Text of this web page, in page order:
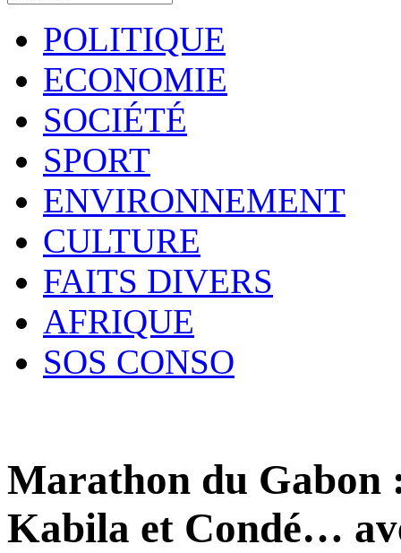
POLITIQUE
ECONOMIE
SOCIÉTÉ
SPORT
ENVIRONNEMENT
CULTURE
FAITS DIVERS
AFRIQUE
SOS CONSO
Marathon du Gabon
Kabila et Condé…